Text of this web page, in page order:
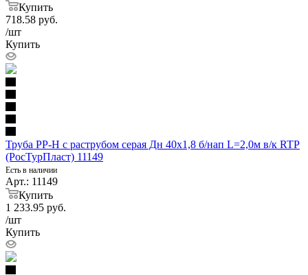
Купить
718.58 руб.
/шт
Купить
Труба PP-H с раструбом серая Дн 40х1,8 б/нап L=2,0м в/к RTP
(РосТурПласт) 11149
Есть в наличии
Арт.: 11149
Купить
1 233.95 руб.
/шт
Купить